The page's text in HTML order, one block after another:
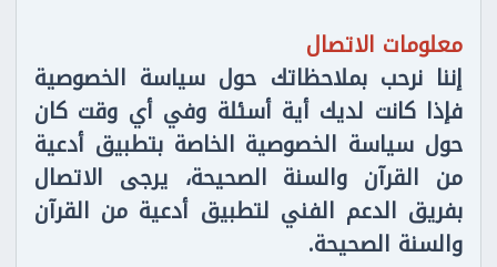
معلومات الاتصال
إننا نرحب بملاحظاتك حول سياسة الخصوصية
فإذا كانت لديك أية أسئلة وفي أي وقت كان
حول سياسة الخصوصية الخاصة بتطبيق أدعية
من القرآن والسنة الصحيحة، يرجى الاتصال
بفريق الدعم الفني لتطبيق أدعية من القرآن
والسنة الصحيحة.